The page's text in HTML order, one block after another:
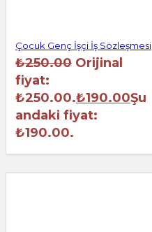
Çocuk Genç İşçi İş Sözleşmesi
₺250.00 Orijinal
fiyat:
₺250.00.₺190.00Şu
andaki fiyat:
₺190.00.